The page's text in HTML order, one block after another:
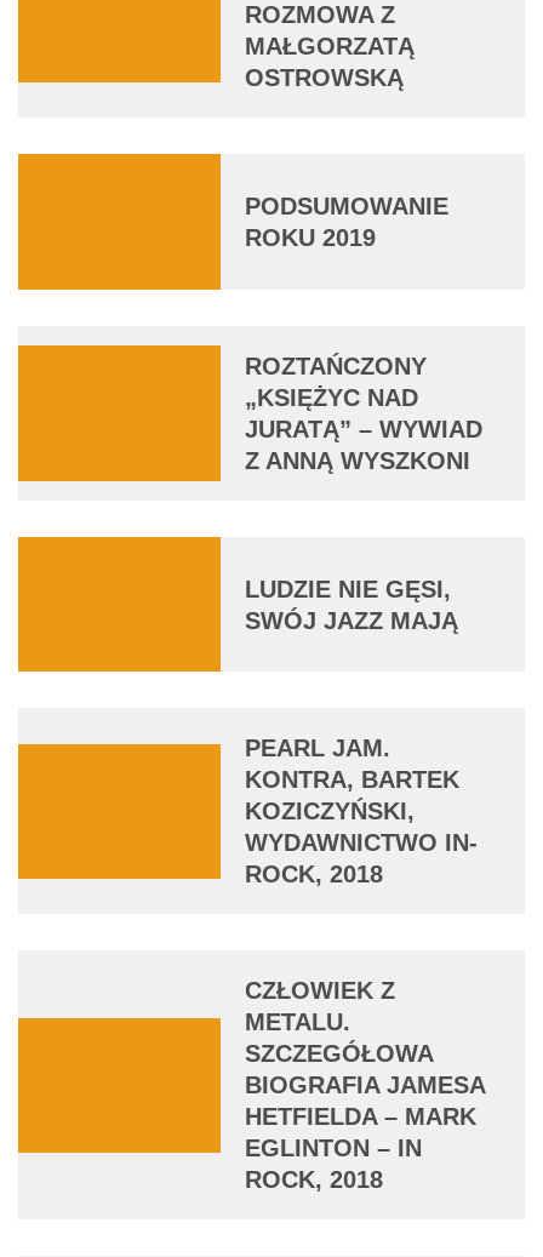
ROZMOWA Z
MAŁGORZATĄ
OSTROWSKĄ
PODSUMOWANIE
ROKU 2019
ROZTAŃCZONY
„KSIĘŻYC NAD
JURATĄ” – WYWIAD
Z ANNĄ WYSZKONI
LUDZIE NIE GĘSI,
SWÓJ JAZZ MAJĄ
PEARL JAM.
KONTRA, BARTEK
KOZICZYŃSKI,
WYDAWNICTWO IN-
ROCK, 2018
CZŁOWIEK Z
METALU.
SZCZEGÓŁOWA
BIOGRAFIA JAMESA
HETFIELDA – MARK
EGLINTON – IN
ROCK, 2018